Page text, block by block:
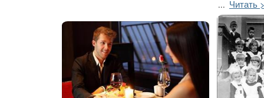
... Читать